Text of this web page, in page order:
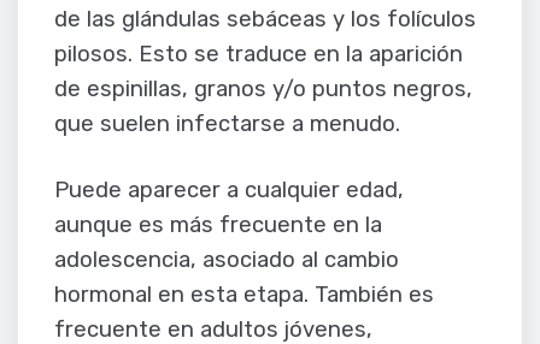
de las glándulas sebáceas y los folículos
pilosos. Esto se traduce en la aparición
de espinillas, granos y/o puntos negros,
que suelen infectarse a menudo.
Puede aparecer a cualquier edad,
aunque es más frecuente en la
adolescencia, asociado al cambio
hormonal en esta etapa. También es
frecuente en adultos jóvenes,